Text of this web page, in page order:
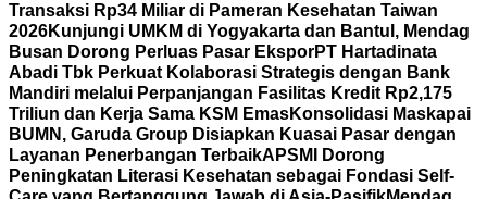
Transaksi Rp34 Miliar di Pameran Kesehatan Taiwan
2026Kunjungi UMKM di Yogyakarta dan Bantul, Mendag
Busan Dorong Perluas Pasar EksporPT Hartadinata
Abadi Tbk Perkuat Kolaborasi Strategis dengan Bank
Mandiri melalui Perpanjangan Fasilitas Kredit Rp2,175
Triliun dan Kerja Sama KSM EmasKonsolidasi Maskapai
BUMN, Garuda Group Disiapkan Kuasai Pasar dengan
Layanan Penerbangan TerbaikAPSMI Dorong
Peningkatan Literasi Kesehatan sebagai Fondasi Self-